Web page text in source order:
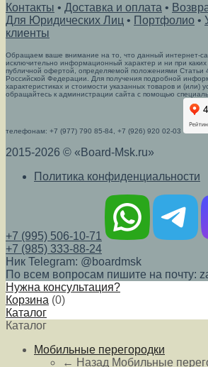
Контакты • Доставка и оплата •
Для Юридических Лиц • Портфолио •
клиенты
Обращаем ваше внимание на то, что данный интернет-
исключительно информационный характер и ни при каких
публичной офертой, определяемой положениями Статьи
Российской Федерации. Для получения подробной
характеристиках и стоимости указанных товаров и (или)
обращайтесь к администрации сайта с помощью
телефонам: +7 (977) 790 85-84, +7 (926) 920 02-03
2015-2026 © «Board-Msk.ru»
Политика конфиденциальности
+7 (995) 506-10-71
+7 (985) 333-88-24
Ник Telegram: @boardmsk
По всем вопросам пишите на почту:
Нужна консультация?
Корзина (0)
Каталог
Каталог
Мобильные перегородки
← Назад Мобильные